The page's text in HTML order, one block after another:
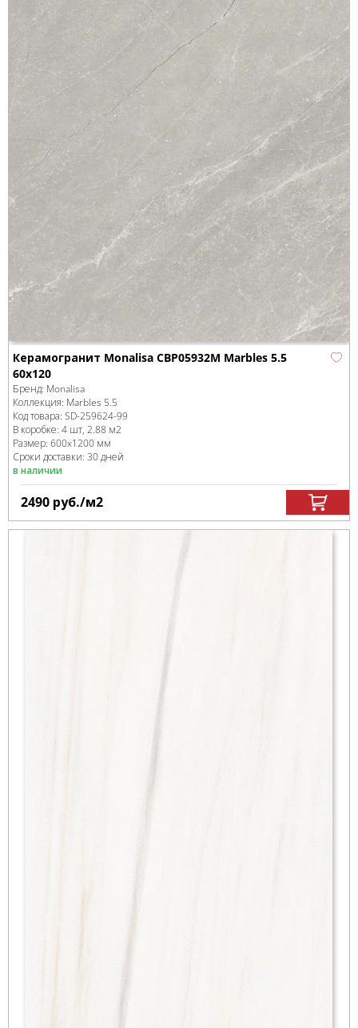
Керамогранит Monalisa CBP05932M Marbles 5.5
60x120
Бренд: Monalisa
Коллекция: Marbles 5.5
Код товара: SD-259624-99
В коробке: 4 шт, 2.88 м2
Размер: 600x1200 мм
Сроки доставки: 30 дней
в наличии
2490 руб./м2